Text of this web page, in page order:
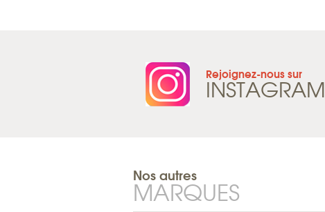
Rejoignez-nous sur
INSTAGRAM
Nos autres
MARQUES